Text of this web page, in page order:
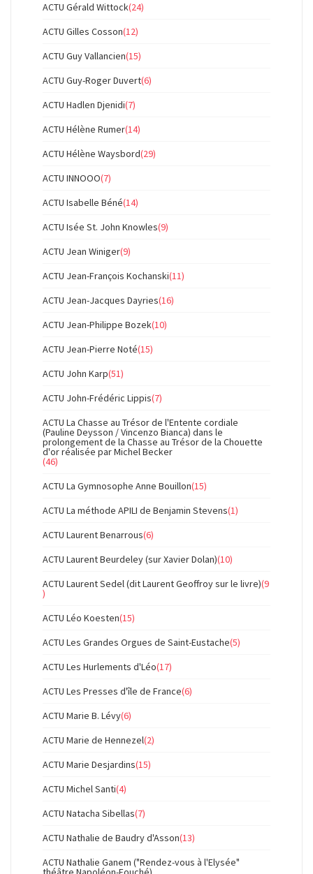
ACTU Gérald Wittock(24)
ACTU Gilles Cosson(12)
ACTU Guy Vallancien(15)
ACTU Guy-Roger Duvert(6)
ACTU Hadlen Djenidi(7)
ACTU Hélène Rumer(14)
ACTU Hélène Waysbord(29)
ACTU INNOOO(7)
ACTU Isabelle Béné(14)
ACTU Isée St. John Knowles(9)
ACTU Jean Winiger(9)
ACTU Jean-François Kochanski(11)
ACTU Jean-Jacques Dayries(16)
ACTU Jean-Philippe Bozek(10)
ACTU Jean-Pierre Noté(15)
ACTU John Karp(51)
ACTU John-Frédéric Lippis(7)
ACTU La Chasse au Trésor de l'Entente cordiale
(Pauline Deysson / Vincenzo Bianca) dans le
prolongement de la Chasse au Trésor de la Chouette
d'or réalisée par Michel Becker
(46)
ACTU La Gymnosophe Anne Bouillon(15)
ACTU La méthode APILI de Benjamin Stevens(1)
ACTU Laurent Benarrous(6)
ACTU Laurent Beurdeley (sur Xavier Dolan)(10)
ACTU Laurent Sedel (dit Laurent Geoffroy sur le livre)(9
)
ACTU Léo Koesten(15)
ACTU Les Grandes Orgues de Saint-Eustache(5)
ACTU Les Hurlements d'Léo(17)
ACTU Les Presses d'île de France(6)
ACTU Marie B. Lévy(6)
ACTU Marie de Hennezel(2)
ACTU Marie Desjardins(15)
ACTU Michel Santi(4)
ACTU Natacha Sibellas(7)
ACTU Nathalie de Baudry d'Asson(13)
ACTU Nathalie Ganem ("Rendez-vous à l'Elysée"